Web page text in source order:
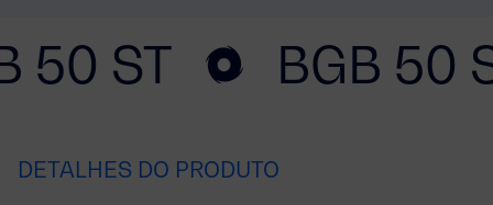
50 ST BGB 50
DETALHES DO PRODUTO